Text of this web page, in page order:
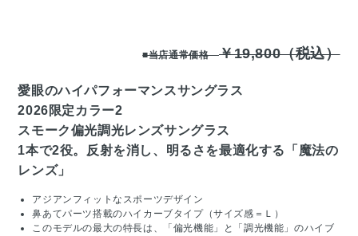
■当店通常価格￥19,800（税込）
愛眼のハイパフォーマンスサングラス
2026限定カラー2
スモーク偏光調光レンズサングラス
1本で2役。反射を消し、明るさを最適化する「魔法の
レンズ」
アジアンフィットなスポーツデザイン
鼻あてパーツ搭載のハイカーブタイプ（サイズ感＝Ｌ）
このモデルの最大の特長は、「偏光機能」と「調光機能」のハイブ